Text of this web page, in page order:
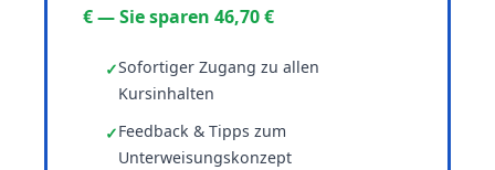
€ — Sie sparen 46,70 €
Sofortiger Zugang zu allen
Kursinhalten
Feedback & Tipps zum
Unterweisungskonzept